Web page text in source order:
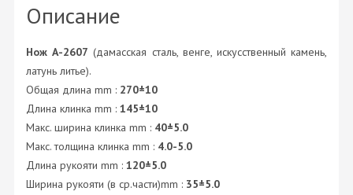
Описание
Нож А-2607 (дамасская сталь, венге, искусственный камень,
латунь литье).
Общая длина mm : 270±10
Длина клинка mm : 145±10
Макс. ширина клинка mm : 40±5.0
Макс. толщина клинка mm : 4.0-5.0
Длина рукояти mm : 120±5.0
Ширина рукояти (в ср.части)mm : 35±5.0